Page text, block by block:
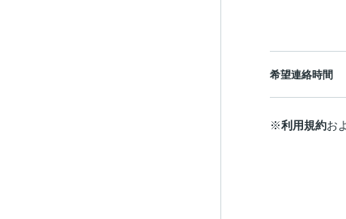
希望連絡時間
※利用規約お